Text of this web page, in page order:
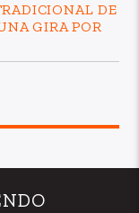
DE
GIRA POR